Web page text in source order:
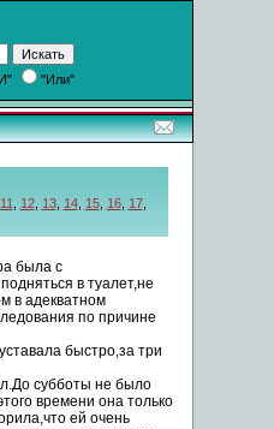
"Или"
11 12, 13, 14, 15, 16, 17,
была с
в туалет,не
в адекватном
по причине
быстро,за три
субботы не было
времени она только
ей очень